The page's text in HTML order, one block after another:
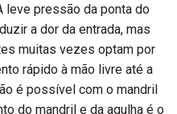
leve pressão da ponta do
a dor da entrada, mas
muitas vezes optam por
rápido à mão livre até a
é possível com o mandril
do mandril e da agulha é o